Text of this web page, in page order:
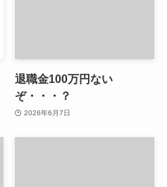
退職金100万円ない
ぞ・・・？
2026年6月7日